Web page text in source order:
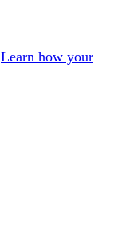
Learn how your